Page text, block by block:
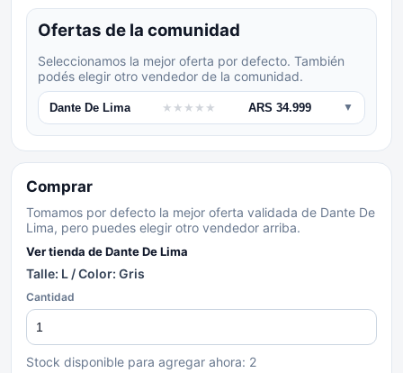
Ofertas de la comunidad
Seleccionamos la mejor oferta por defecto. También
podés elegir otro vendedor de la comunidad.
Dante De Lima ★ ★ ★ ★ ★ ARS 34.999 ▼
Comprar
Tomamos por defecto la mejor oferta validada de Dante De
Lima, pero puedes elegir otro vendedor arriba.
Ver tienda deDante De Lima
Talle: L / Color: Gris
Cantidad
Stock disponible para agregar ahora: 2